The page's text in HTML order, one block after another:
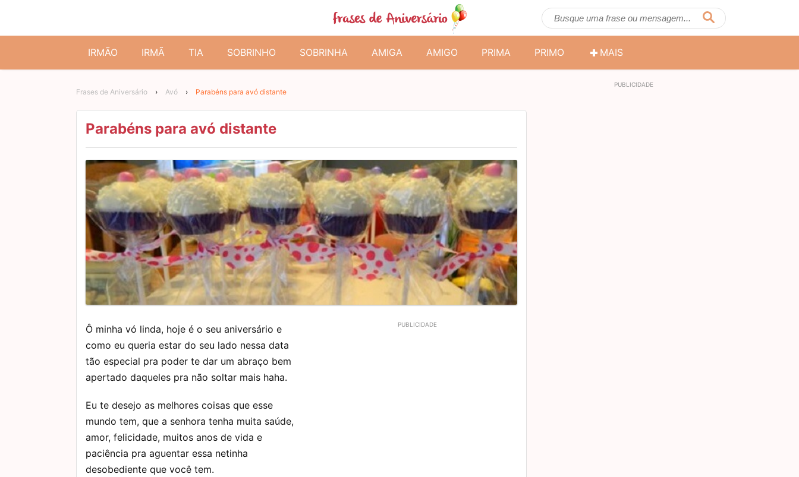
IRMÃO IRMÃ TIA SOBRINHO SOBRINHA AMIGA AMIGO PRIMA PRIMO MAIS
Frases de Aniversário › Avó › Parabéns para avó distante
Parabéns para avó distante
Ô minha vó linda, hoje é o seu aniversário e
como eu queria estar do seu lado nessa data
tão especial pra poder te dar um abraço bem
apertado daqueles pra não soltar mais haha.
Eu te desejo as melhores coisas que esse
mundo tem, que a senhora tenha muita saúde,
amor, felicidade, muitos anos de vida e
paciência pra aguentar essa netinha
desobediente que você tem.